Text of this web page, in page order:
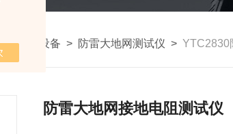
测仪器设备 > 防雷大地网测试仪 > YTC2830
防雷大地网接地电阻测试仪